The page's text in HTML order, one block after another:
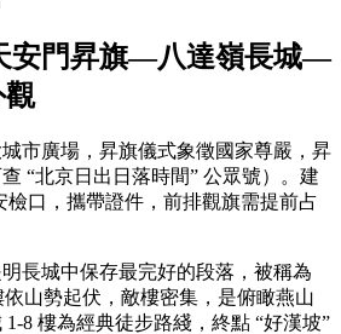
安門昇旗—八達嶺長城—
觀
市廣場，昇旗儀式象徵國家尊嚴，昇
“北京日出日落時間” 公眾號）。建
檢口，攜帶證件，前排觀旗需提前占
長城中保存最完好的段落，被稱為
山勢起伏，敵樓密集，是俯瞰燕山
8 樓為經典徒步路綫，終點 “好漢坡”